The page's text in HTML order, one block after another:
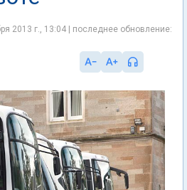
2013 г., 13:04 | последнее обновление: